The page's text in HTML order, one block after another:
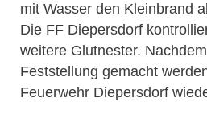
mit Wasser den Kleinbrand
Die FF Diepersdorf
weitere Glutnester.
Feststellung gemacht
Feuerwehr Diepersdorf